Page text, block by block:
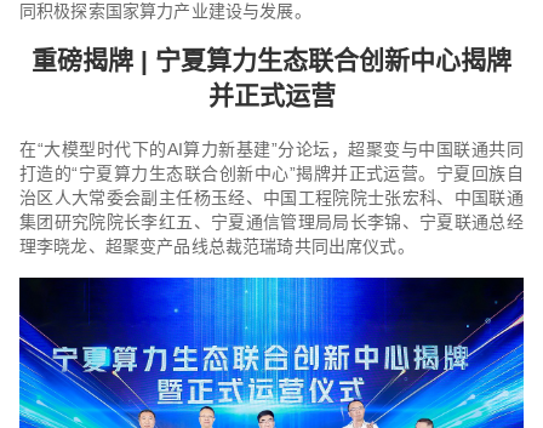
同积极探索国家算力产业建设与发展。
重磅揭牌 | 宁夏算力生态联合创新中心揭牌
并正式运营
在“大模型时代下的AI算力新基建”分论坛，超聚变与中国联通共同
打造的“宁夏算力生态联合创新中心”揭牌并正式运营。宁夏回族自
治区人大常委会副主任杨玉经、中国工程院院士张宏科、中国联通
集团研究院院长李红五、宁夏通信管理局局长李锦、宁夏联通总经
理李晓龙、超聚变产品线总裁范瑞琦共同出席仪式。